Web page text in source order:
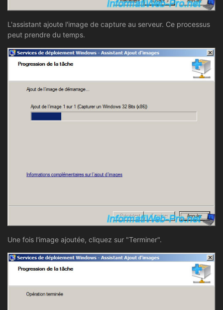
L'assistant ajoute l'image de capture au serveur. Ce processus
peut prendre du temps.
Une fois l'image ajoutée, cliquez sur "Terminer".